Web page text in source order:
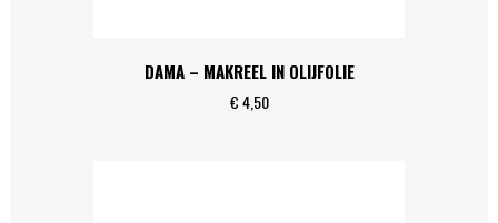
DAMA – MAKREEL IN OLIJFOLIE
€4,50